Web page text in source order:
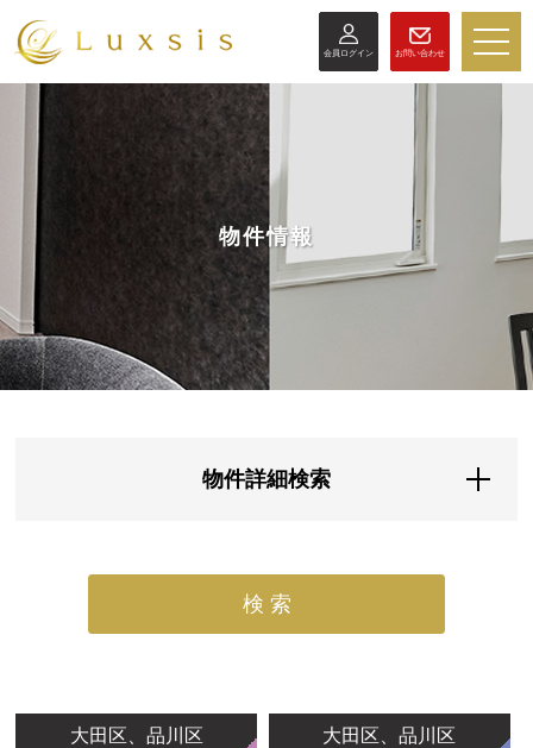
会員ログイン お問い合わせ
toggle
物件情報
物件詳細検索
検 索
大田区、品川区 大田区、品川区